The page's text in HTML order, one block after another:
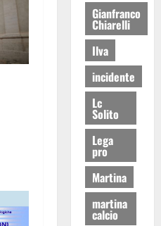
Gianfranco
Chiarelli
Ilva
incidente
Lc
Solito
Lega
pro
Martina
martina
calcio